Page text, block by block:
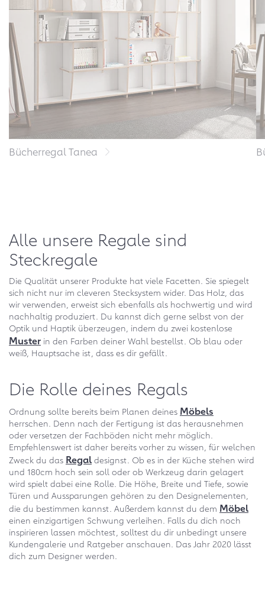
Bücherregal Tanea
Alle unsere Regale sind
Steckregale
Die Qualität unserer Produkte hat viele Facetten. Sie spiegelt
sich nicht nur im cleveren Stecksystem wider. Das Holz, das
wir verwenden, erweist sich ebenfalls als hochwertig und wird
nachhaltig produziert. Du kannst dich gerne selbst von der
Optik und Haptik überzeugen, indem du zwei kostenlose
Muster in den Farben deiner Wahl bestellst. Ob blau oder
weiß, Hauptsache ist, dass es dir gefällt.
Die Rolle deines Regals
Ordnung sollte bereits beim Planen deines Möbels
herrschen. Denn nach der Fertigung ist das herausnehmen
oder versetzen der Fachböden nicht mehr möglich.
Empfehlenswert ist daher bereits vorher zu wissen, für welchen
Zweck du das Regal designst. Ob es in der Küche stehen wird
und 180cm hoch sein soll oder ob Werkzeug darin gelagert
wird spielt dabei eine Rolle. Die Höhe, Breite und Tiefe, sowie
Türen und Aussparungen gehören zu den Designelementen,
die du bestimmen kannst. Außerdem kannst du dem Möbel
einen einzigartigen Schwung verleihen. Falls du dich noch
inspirieren lassen möchtest, solltest du dir unbedingt unsere
Kundengalerie und Ratgeber anschauen. Das Jahr 2020 lässt
dich zum Designer werden.